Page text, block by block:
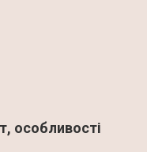
особливості